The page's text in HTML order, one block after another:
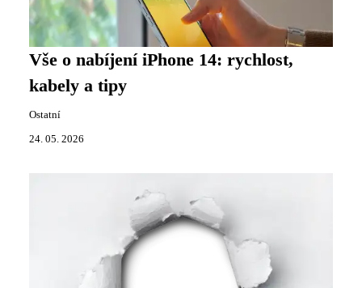
Vše o nabíjení iPhone 14: rychlost,
kabely a tipy
Ostatní
24. 05. 2026